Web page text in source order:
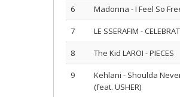
6 Madonna - I Feel So
7 LE SSERAFIM -
8 The Kid LAROI - PIECES
9
Kehlani - Shoulda
(feat. USHER)